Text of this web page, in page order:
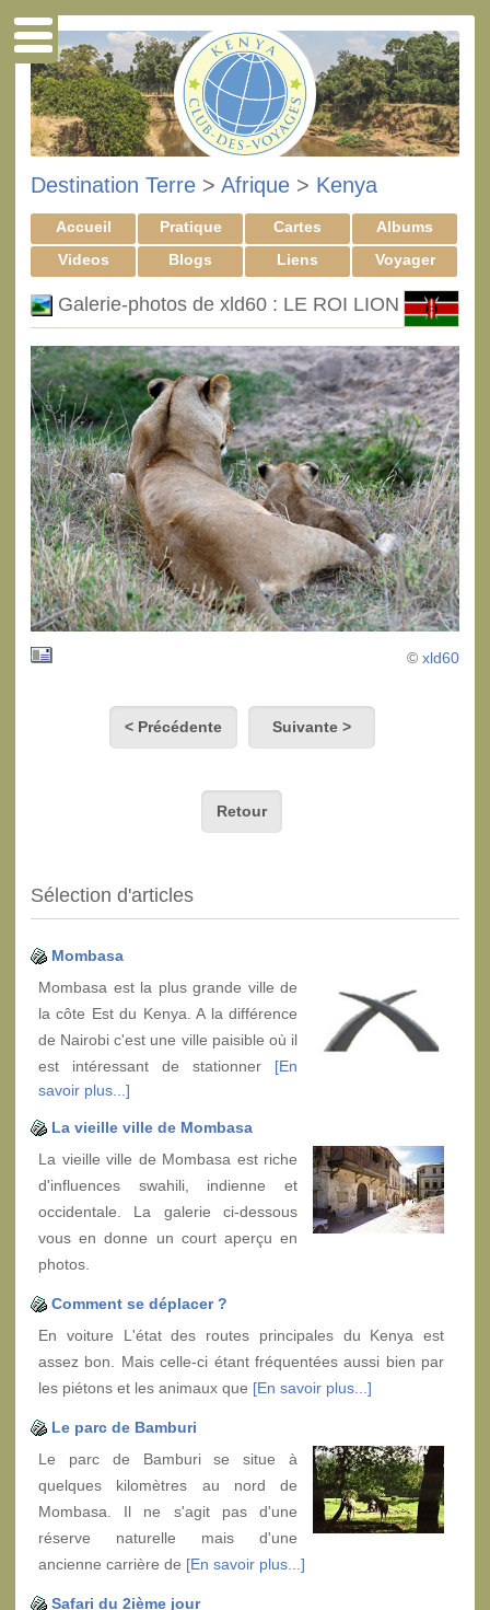
Destination Terre > Afrique > Kenya
Accueil Pratique Cartes
Albums
Videos
Blogs Liens Voyager
Galerie-photos de xld60 : LE ROI LION
© xld60
< Précédente Suivante >
Retour
Sélection d'articles
Mombasa
Mombasa est la plus grande ville de
la côte Est du Kenya. A la différence
de Nairobi c'est une ville paisible où il
est intéressant de stationner [En
savoir plus...]
La vieille ville de Mombasa
La vieille ville de Mombasa est riche
d'influences swahili, indienne et
occidentale. La galerie ci-dessous
vous en donne un court aperçu en
photos.
Comment se déplacer ?
En voiture L'état des routes principales du Kenya est
assez bon. Mais celle-ci étant fréquentées aussi bien par
les piétons et les animaux que [En savoir plus...]
Le parc de Bamburi
Le parc de Bamburi se situe à
quelques kilomètres au nord de
Mombasa. Il ne s'agit pas d'une
réserve naturelle mais d'une
ancienne carrière de [En savoir plus...]
Safari du 2ième jour